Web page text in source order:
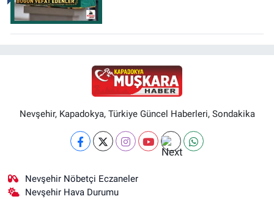
Nevşehir, Kapadokya, Türkiye Güncel Haberleri, Sondakika
Nevşehir Nöbetçi Eczaneler
Nevşehir Hava Durumu